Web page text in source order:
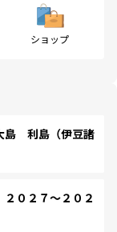
ショップ
利島（伊豆諸
０２７～２０２